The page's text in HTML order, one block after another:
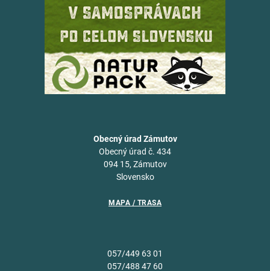
Obecný úrad Zámutov
Obecný úrad č. 434
094 15, Zámutov
Slovensko
MAPA / TRASA
057/449 63 01
057/488 47 60